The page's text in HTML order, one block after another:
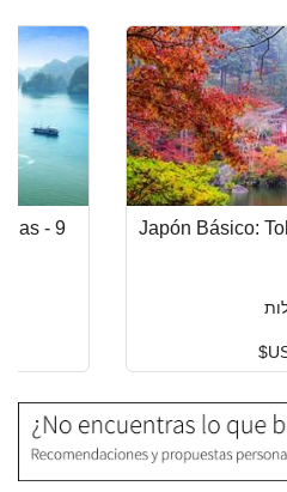
Japón Básico:
- 9